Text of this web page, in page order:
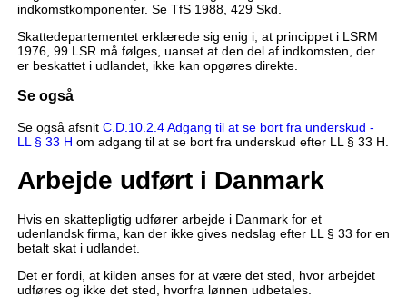
indkomstkomponenter. Se TfS 1988, 429 Skd.
Skattedepartementet erklærede sig enig i, at princippet i LSRM
1976, 99 LSR må følges, uanset at den del af indkomsten, der
er beskattet i udlandet, ikke kan opgøres direkte.
Se også
Se også afsnit C.D.10.2.4 Adgang til at se bort fra underskud -
LL § 33 H om adgang til at se bort fra underskud efter LL § 33 H.
Arbejde udført i Danmark
Hvis en skattepligtig udfører arbejde i Danmark for et
udenlandsk firma, kan der ikke gives nedslag efter LL § 33 for en
betalt skat i udlandet.
Det er fordi, at kilden anses for at være det sted, hvor arbejdet
udføres og ikke det sted, hvorfra lønnen udbetales.